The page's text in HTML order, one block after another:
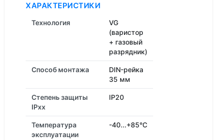
ХАРАКТЕРИСТИКИ
Технология
VG
(варистор
+ газовый
разрядник)
Способ монтажа
DIN-рейка
35 мм
Степень защиты
IPxx
IP20
Температура
эксплуатации
-40...+85°C